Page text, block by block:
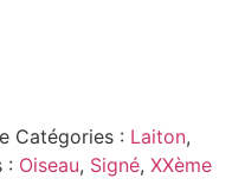
Catégories : Laiton,
: Oiseau, Signé, XXème